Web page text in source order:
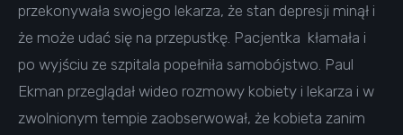
przekonywała swojego lekarza, że stan depresji minął i
że może udać się na przepustkę. Pacjentka kłamała i
po wyjściu ze szpitala popełniła samobójstwo. Paul
Ekman przeglądał wideo rozmowy kobiety i lekarza i w
zwolnionym tempie zaobserwował, że kobieta zanim